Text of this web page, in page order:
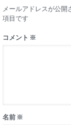
メールアドレスが公開
項目です
コメント ※
名前 ※